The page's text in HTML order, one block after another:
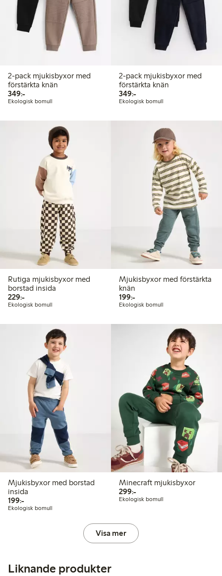
2-pack mjukisbyxor med
förstärkta knän
349:-349,00 kr
Ekologisk bomull
2-pack mjukisbyxor med
förstärkta knän
349:-349,00 kr
Ekologisk bomull
Rutiga mjukisbyxor med
borstad insida
229:-229,00 kr
Ekologisk bomull
Mjukisbyxor med förstärkta
knän
199:-199,00 kr
Ekologisk bomull
Mjukisbyxor med borstad
insida
199:-199,00 kr
Ekologisk bomull
Minecraft mjukisbyxor
299:-299,00 kr
Ekologisk bomull
Visa mer
Liknande produkter